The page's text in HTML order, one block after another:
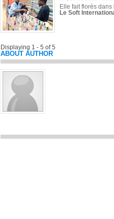
Elle fait florès
Le Soft
Displaying 1 - 5 of 5
ABOUT AUTHOR